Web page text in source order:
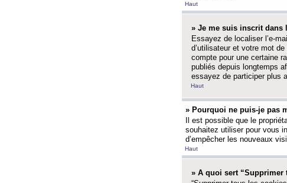
Haut
» Je me suis inscrit dans
Essayez de localiser l’e-
d’utilisateur et votre mot
compte pour une certaine
publiés depuis longtemps
essayez de participer plus
Haut
» Pourquoi ne puis-je pas
Il est possible que le
souhaitez utiliser pour vous
d’empêcher les nouveaux
Haut
» A quoi sert